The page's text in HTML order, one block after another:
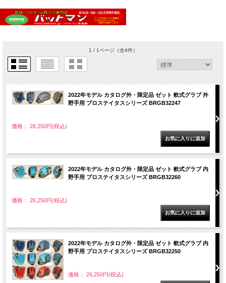
1 / 1ページ（全4件）
2022年モデル カタログ外・限定品 ゼット 軟式グラブ 外
野手用 プロステイタスシリーズ BRGB32247
価格： 26,250円(税込)
2022年モデル カタログ外・限定品 ゼット 軟式グラブ 内
野手用 プロステイタスシリーズ BRGB32260
価格： 26,250円(税込)
2022年モデル カタログ外・限定品 ゼット 軟式グラブ 内
野手用 プロステイタスシリーズ BRGB32250
価格： 26,250円(税込)